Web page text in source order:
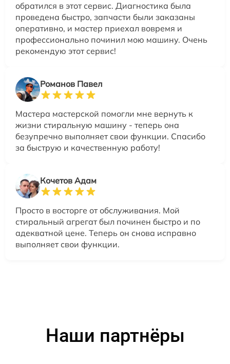
обратился в этот сервис. Диагностика была
проведена быстро, запчасти были заказаны
оперативно, и мастер приехал вовремя и
профессионально починил мою машину. Очень
рекомендую этот сервис!
Романов Павел
Мастера мастерской помогли мне вернуть к
жизни стиральную машину - теперь она
безупречно выполняет свои функции. Спасибо
за быструю и качественную работу!
Кочетов Адам
Просто в восторге от обслуживания. Мой
стиральный агрегат был починен быстро и по
адекватной цене. Теперь он снова исправно
выполняет свои функции.
Наши партнёры